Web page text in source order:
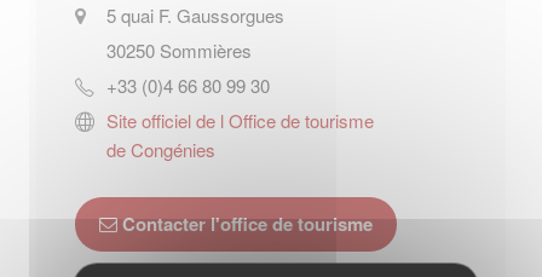
5 quai F. Gaussorgues
30250 Sommières
+33 (0)4 66 80 99 30
Site officiel de l Office de tourisme
de Congénies
Contacter l'office de tourisme